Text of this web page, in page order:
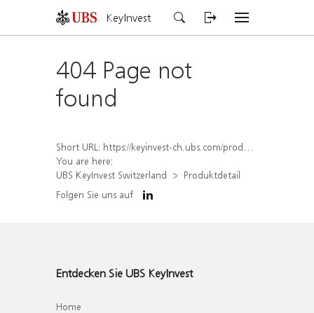
KeyInvest
404 Page not
found
Short URL: https://keyinvest-ch.ubs.com/produkt/detail/index/isin/CH1576895838
You are here:
UBS KeyInvest Switzerland
Produktdetail
Folgen Sie uns auf
Entdecken Sie UBS KeyInvest
Home